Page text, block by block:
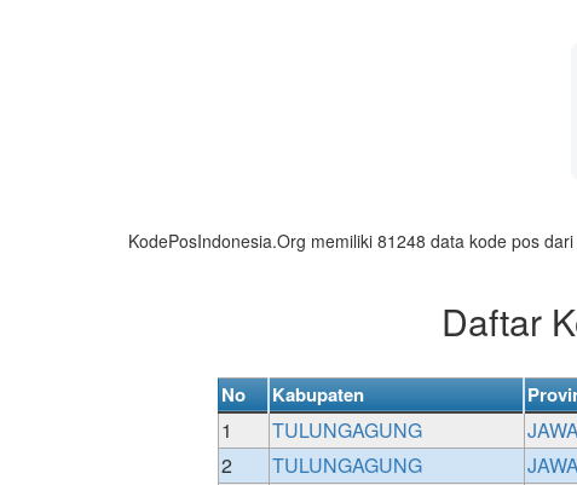
KodePosIndonesia.Org memiliki 81248 data kode pos
Daftar
No Kabupaten
1 TULUNGAGUNG
2
TULUNGAGUNG